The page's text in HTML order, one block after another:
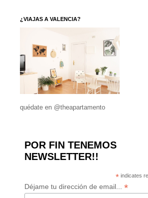
¿VIAJAS A VALENCIA?
quédate en @theapartamento
POR FIN TENEMOS
NEWSLETTER!!
* indicates
Déjame tu dirección de email... *